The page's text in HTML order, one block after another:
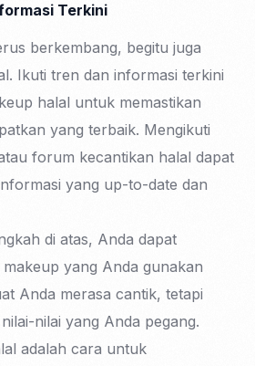
Terkini
berkembang, begitu juga
Ikuti tren dan informasi terkini
halal untuk memastikan
yang terbaik. Mengikuti
forum kecantikan halal dapat
yang up-to-date dan
di atas, Anda dapat
yang Anda gunakan
Anda merasa cantik, tetapi
nilai yang Anda pegang.
adalah cara untuk